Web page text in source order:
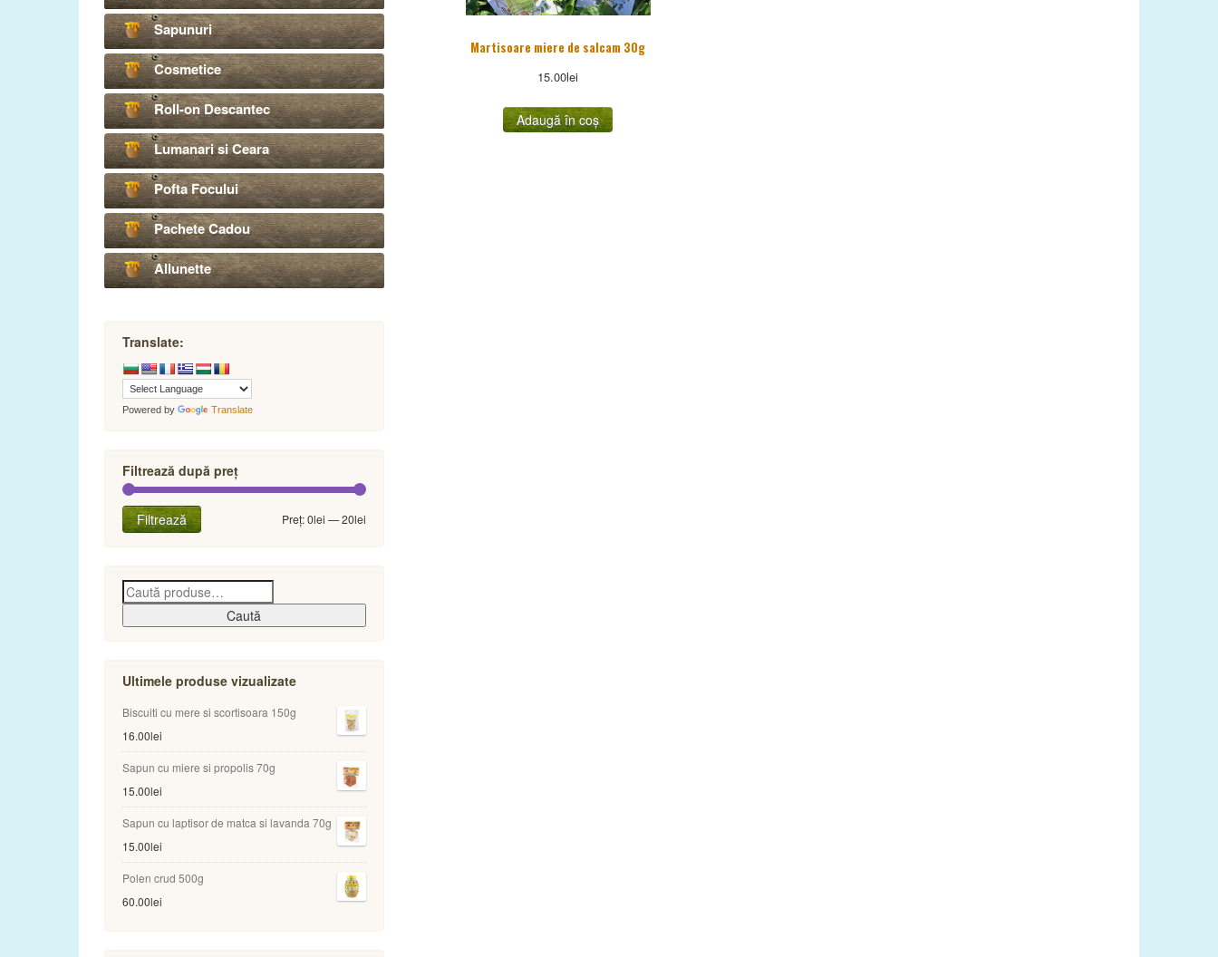
Martisoare miere de salcam 30g
15.00lei
Adaugă în coș
Sapunuri
Cosmetice
Roll-on Descantec
Lumanari si Ceara
Pofta Focului
Pachete Cadou
Allunette
Translate:
Powered by Translate
Filtrează după preț
Preț
Preț
Filtrează Preț:0lei —20lei
Caută
Ultimele produse vizualizate
Biscuiti cu mere si scortisoara 150g
16.00lei
Sapun cu miere si propolis 70g
15.00lei
Sapun cu laptisor de matca si lavanda 70g
15.00lei
Polen crud 500g
60.00lei